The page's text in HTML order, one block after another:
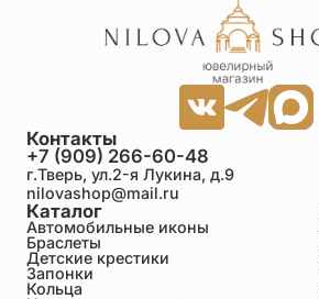
хорошая работа.размеры
церковной лавке покупала эту же
серебре.через магазин заказала
позолотой.доставка .как и было
день.рекомендую данный магазин
модели .разнообразие выбора.
Татьяна Волкова
25.06.2026
Прошло больше трёх лет, крестик
состоянии !!!
Ольга
Каталог
Автомобильные иконы
Браслеты
Детские крестики
Запонки
Кольца
Контакты
+7 (909) 266-60-48
г.Тверь, ул.2-я Лукина, д.9
nilovashop@mail.ru